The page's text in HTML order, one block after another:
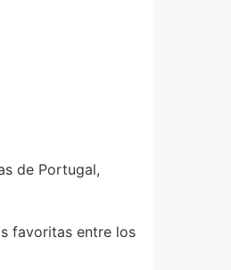
de Portugal,
favoritas entre los